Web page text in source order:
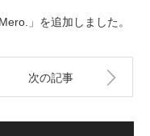
」を追加しました。
次の記事